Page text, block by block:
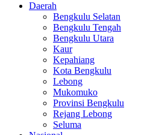
Daerah
Bengkulu Selatan
Bengkulu Tengah
Bengkulu Utara
Kaur
Kepahiang
Kota Bengkulu
Lebong
Mukomuko
Provinsi Bengkulu
Rejang Lebong
Seluma